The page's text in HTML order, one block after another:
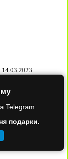
14.03.2023
Telegram.
подарки.